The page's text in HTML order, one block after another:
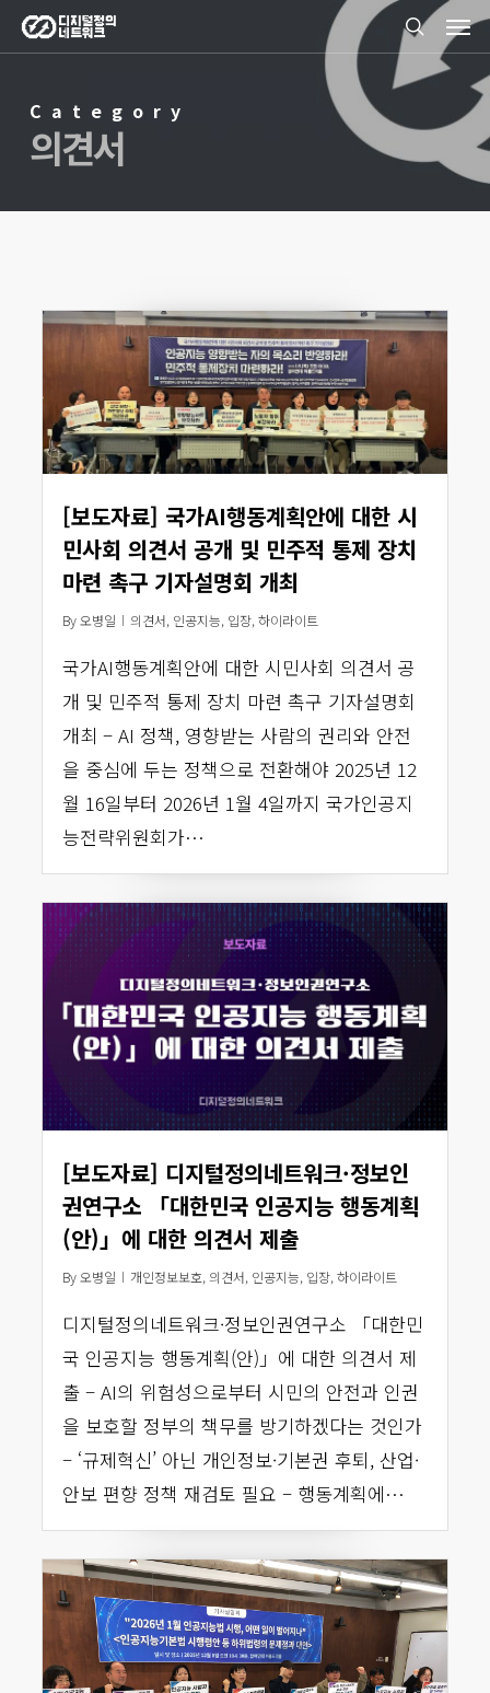
Skip
to
content
search
Category
의견서
[보도자료] 국가AI행동계획안에 대한 시
민사회 의견서 공개 및 민주적 통제 장치
마련 촉구 기자설명회 개최
By 오병일 의견서, 인공지능, 입장,하이라이트
국가AI행동계획안에 대한 시민사회 의견서 공
개 및 민주적 통제 장치 마련 촉구 기자설명회
개최 – AI 정책, 영향받는 사람의 권리와 안전
을 중심에 두는 정책으로 전환해야 2025년 12
월 16일부터 2026년 1월 4일까지 국가인공지
능전략위원회가…
[보도자료] 디지털정의네트워크·정보인
권연구소 「대한민국 인공지능 행동계획
(안)」에 대한 의견서 제출
By 오병일 개인정보보호,의견서, 인공지능, 입장,하이라이트
디지털정의네트워크·정보인권연구소 「대한민
국 인공지능 행동계획(안)」에 대한 의견서 제
출 – AI의 위험성으로부터 시민의 안전과 인권
을 보호할 정부의 책무를 방기하겠다는 것인가
– ‘규제혁신’ 아닌 개인정보·기본권 후퇴, 산업·
안보 편향 정책 재검토 필요 – 행동계획에…